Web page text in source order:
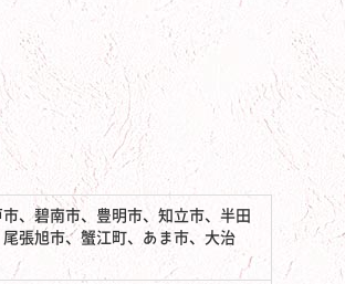
、碧南市、豊明市、知立市、半田
張旭市、蟹江町、あま市、大治